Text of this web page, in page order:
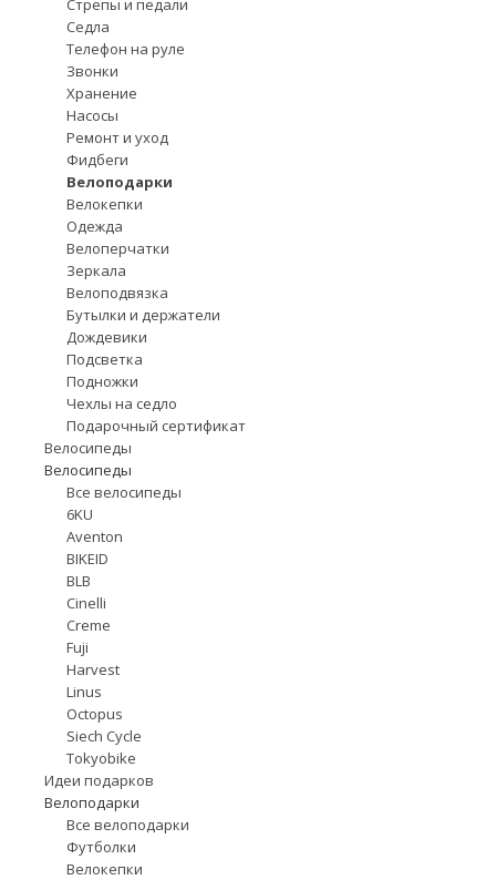
Стрепы и педали
Седла
Телефон на руле
Звонки
Хранение
Насосы
Ремонт и уход
Фидбеги
Велоподарки
Велокепки
Одежда
Велоперчатки
Зеркала
Велоподвязка
Бутылки и держатели
Дождевики
Подсветка
Подножки
Чехлы на седло
Подарочный сертификат
Велосипеды
Велосипеды
Все велосипеды
6KU
Aventon
BIKEID
BLB
Cinelli
Creme
Fuji
Harvest
Linus
Octopus
Siech Cycle
Tokyobike
Идеи подарков
Велоподарки
Все велоподарки
Футболки
Велокепки